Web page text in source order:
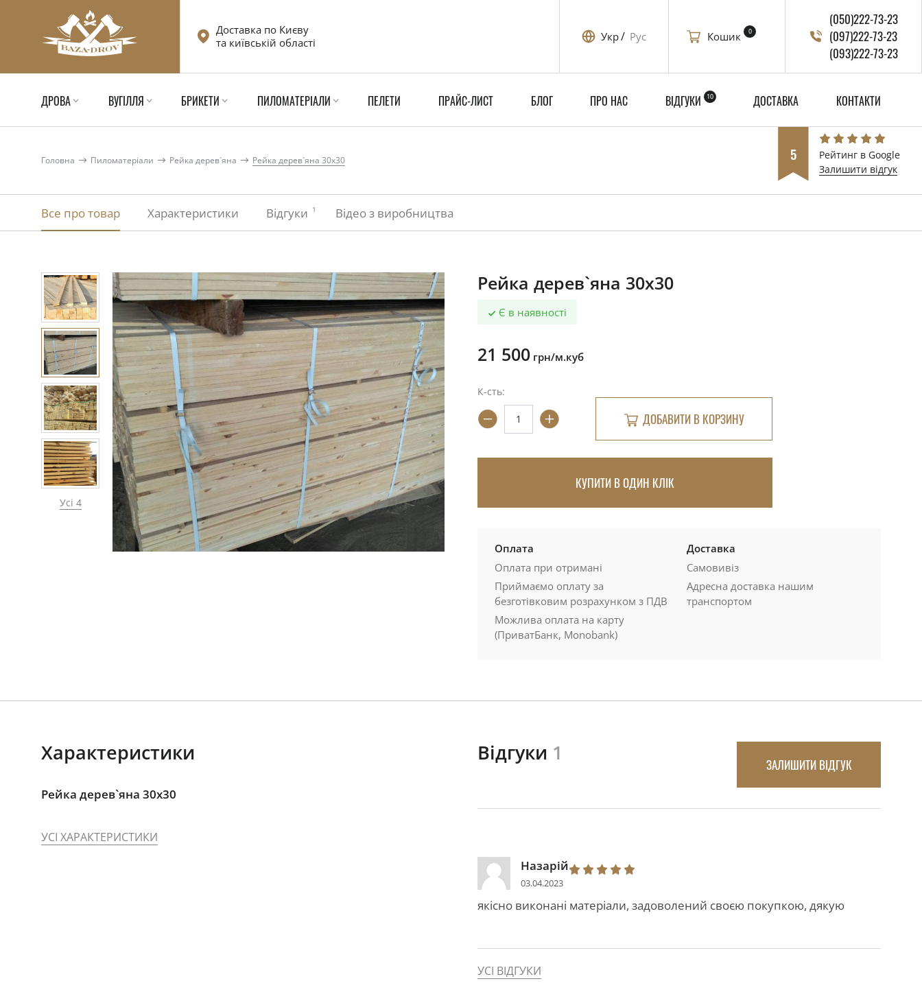
Доставка по Києву
та київській області
Укр Рус Кошик 0
(050)222-73-23
(097)222-73-23
(093)222-73-23
ДРОВА ВУГІЛЛЯ БРИКЕТИ ПИЛОМАТЕРІАЛИ ПЕЛЕТИ ПРАЙС-ЛИСТ БЛОГ ПРО НАС ВІДГУКИ 10 ДОСТАВКА КОНТАКТИ
Головна Пиломатеріали Рейка дерев`яна Рейка дерев`яна 30x30 5
Рейтинг в Google
Залишити відгук
Все про товар Характеристики Відгуки 1 Відео з виробництва
Усі 4
Рейка дерев`яна 30x30
Є в наявності
21 500 грн/м.куб
К-сть:
ДОБАВИТИ В КОРЗИНУ
КУПИТИ В ОДИН КЛІК
Оплата
Оплата при отримані
Приймаємо оплату за
безготівковим розрахунком з ПДВ
Можлива оплата на карту
(ПриватБанк, Monobank)
Доставка
Самовивіз
Адресна доставка нашим
транспортом
Характеристики
Рейка дерев`яна 30x30
УСІ ХАРАКТЕРИСТИКИ
Відгуки 1 ЗАЛИШИТИ ВІДГУК
Назарій
03.04.2023
якісно виконані матеріали, задоволений своєю покупкою, дякую
УСІ ВІДГУКИ